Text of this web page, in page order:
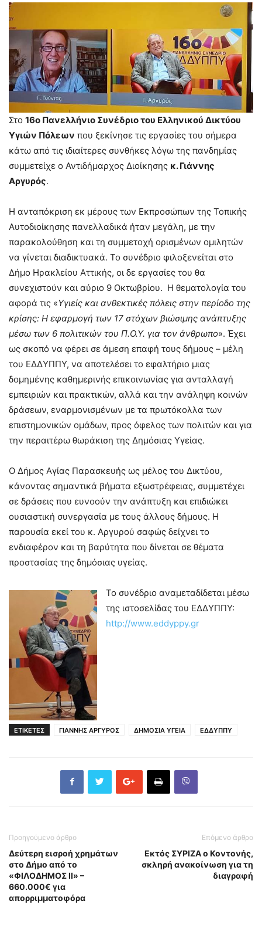
Στο 16ο Πανελλήνιο Συνέδριο του Ελληνικού Δικτύου
Υγιών Πόλεων που ξεκίνησε τις εργασίες του σήμερα
κάτω από τις ιδιαίτερες συνθήκες λόγω της πανδημίας
συμμετείχε ο Αντιδήμαρχος Διοίκησης κ. Γιάννης
Αργυρός.
Η ανταπόκριση εκ μέρους των Εκπροσώπων της Τοπικής
Αυτοδιοίκησης πανελλαδικά ήταν μεγάλη, με την
παρακολούθηση και τη συμμετοχή ορισμένων ομιλητών
να γίνεται διαδικτυακά. Το συνέδριο φιλοξενείται στο
Δήμο Ηρακλείου Αττικής, οι δε εργασίες του θα
συνεχιστούν και αύριο 9 Οκτωβρίου. Η θεματολογία του
αφορά τις «Υγιείς και ανθεκτικές πόλεις στην περίοδο της
κρίσης: Η εφαρμογή των 17 στόχων βιώσιμης ανάπτυξης
μέσω των 6 πολιτικών του Π.Ο.Υ. για τον άνθρωπο». Έχει
ως σκοπό να φέρει σε άμεση επαφή τους δήμους – μέλη
του ΕΔΔΥΠΠΥ, να αποτελέσει το εφαλτήριο μιας
δομημένης καθημερινής επικοινωνίας για ανταλλαγή
εμπειριών και πρακτικών, αλλά και την ανάληψη κοινών
δράσεων, εναρμονισμένων με τα πρωτόκολλα των
επιστημονικών ομάδων, προς όφελος των πολιτών και για
την περαιτέρω θωράκιση της Δημόσιας Υγείας.
Ο Δήμος Αγίας Παρασκευής ως μέλος του Δικτύου,
κάνοντας σημαντικά βήματα εξωστρέφειας, συμμετέχει
σε δράσεις που ευνοούν την ανάπτυξη και επιδιώκει
ουσιαστική συνεργασία με τους άλλους δήμους. Η
παρουσία εκεί του κ. Αργυρού σαφώς δείχνει το
ενδιαφέρον και τη βαρύτητα που δίνεται σε θέματα
προστασίας της δημόσιας υγείας.
Το συνέδριο αναμεταδίδεται μέσω
της ιστοσελίδας του ΕΔΔΥΠΠΥ:
http://www.eddyppy.gr
ΕΤΙΚΕΤΕΣ ΓΙΑΝΝΗΣ ΑΡΓΥΡΟΣ ΔΗΜΟΣΙΑ ΥΓΕΙΑ ΕΔΔΥΠΠΥ
Προηγούμενο άρθρο
Δεύτερη εισροή χρημάτων
στο Δήμο από το
«ΦΙΛΟΔΗΜΟΣ ΙΙ» –
660.000€ για
απορριμματοφόρα
Επόμενο άρθρο
Εκτός ΣΥΡΙΖΑ ο Κοντονής,
σκληρή ανακοίνωση για τη
διαγραφή